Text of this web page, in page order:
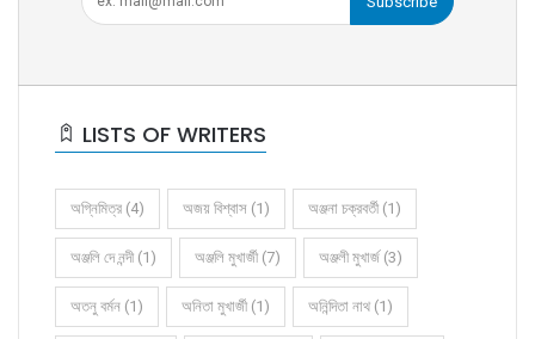
LISTS OF WRITERS
অগ্নিমিত্র (4) অজয় বিশ্বাস (1) অঞ্জনা চক্রবর্তী (1)
অঞ্জলি দে নন্দী (1) অঞ্জলি মুখার্জী (7) অঞ্জলী মুখার্জ (3)
অতনু বর্মন (1) অনিতা মুখার্জী (1) অনিন্দিতা নাথ (1)